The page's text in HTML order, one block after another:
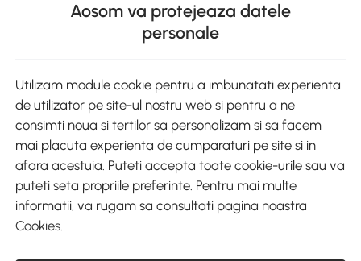
Descarca aplicatia Aosom
Google Play
+40 312294730 clienti@aosom.ro
Romania, Bucureşti Sectorul 2, Str. Barbu Paris Mumuleanu, Nr. 30-
Aosom va protejeaza datele
personale
Utilizam module cookie pentru a imbunatati experienta
de utilizator pe site-ul nostru web si pentru a ne
consimti noua si tertilor sa personalizam si sa facem
mai placuta experienta de cumparaturi pe site si in
afara acestuia. Puteti accepta toate cookie-urile sau va
puteti seta propriile preferinte. Pentru mai multe
informatii, va rugam sa consultati pagina noastra
Cookies.